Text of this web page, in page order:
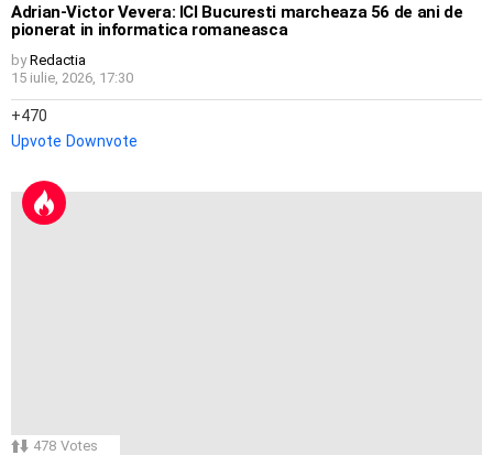
Adrian-Victor Vevera: ICI Bucuresti marcheaza 56 de ani de
pionerat in informatica romaneasca
by Redactia
15 iulie, 2026, 17:30
470
Upvote Downvote
478 Votes